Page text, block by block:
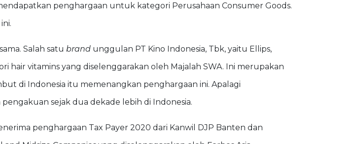
penghargaan untuk kategori Perusahaan Consumer Goods.
ini.
Salah satu brand unggulan PT Kino Indonesia, Tbk, yaitu Ellips,
hair vitamins yang diselenggarakan oleh Majalah SWA. Ini merupakan
di Indonesia itu memenangkan penghargaan ini. Apalagi
sejak dua dekade lebih di Indonesia.
penghargaan Tax Payer 2020 dari Kanwil DJP Banten dan